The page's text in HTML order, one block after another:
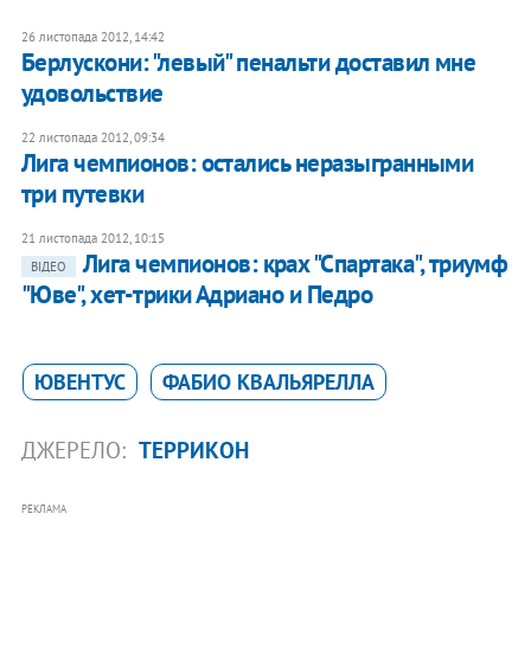
26 листопада 2012, 14:42
Берлускони: "левый" пенальти доставил мне
удовольствие
22 листопада 2012, 09:34
Лига чемпионов: остались неразыгранными
три путевки
21 листопада 2012, 10:15
ВІДЕО
Лига чемпионов: крах "Спартака", триумф
"Юве", хет-трики Адриано и Педро
ЮВЕНТУС ФАБИО КВАЛЬЯРЕЛЛА
ДЖЕРЕЛО: ТЕРРИКОН
РЕКЛАМА